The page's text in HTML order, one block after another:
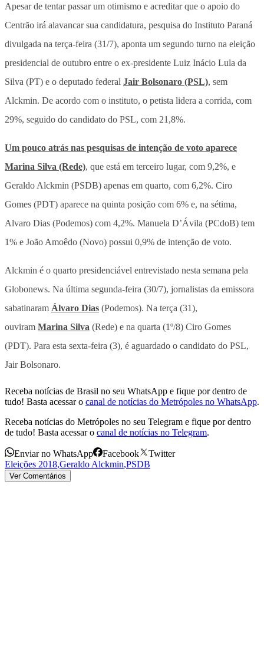
Apesar de tentar passar um otimismo e acreditar que o apoio do
Centrão irá alavancar sua candidatura, pesquisa do Instituto Paraná
divulgada na terça-feira (31/7), aponta um segundo turno na eleição
presidencial de outubro entre o ex-presidente Luiz Inácio Lula da
Silva (PT) e o deputado federal Jair Bolsonaro (PSL), sem
Alckmin. De acordo com o instituto, o petista lidera a corrida, com
29%, seguido do candidato do PSL, com 21,8%.
Um pouco atrás nas pesquisas de intenção de voto aparece
Marina Silva (Rede), que está em terceiro lugar, com 9,2%, e
Geraldo Alckmin (PSDB) apenas em quarto, com 6,2%. Ciro
Gomes (PDT) aparece na quinta posição com 6% e, na sétima,
Alvaro Dias (Podemos) com 4,2%. Manuela D’Ávila (PCdoB) tem
1% e João Amoêdo (Novo) possui 0,9% de intenção de voto.
Alckmin é o quarto presidenciável entrevistado nesta semana pela
Globonews. Na última segunda-feira (30/7), jornalistas da emissora
sabatinaram Álvaro Dias (Podemos). Na terça (31),
ouviram Marina Silva (Rede) e na quarta (1º/8) Ciro Gomes
(PDT). Para esta sexta-feira (3), é aguardado o candidato do PSL,
Jair Bolsonaro.
Receba notícias de Brasil no seu WhatsApp e fique por dentro de
tudo! Basta acessar o canal de notícias do Metrópoles no WhatsApp.
Receba notícias do Metrópoles no seu Telegram e fique por dentro
de tudo! Basta acessar o canal de notícias no Telegram.
Enviar no WhatsApp Facebook
Twitter
Eleições 2018,Geraldo Alckmin,PSDB
Ver Comentários